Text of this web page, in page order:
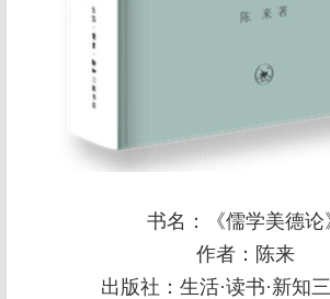
书名：《儒学美德论
作者：陈来
出版社：生活·读书·新知